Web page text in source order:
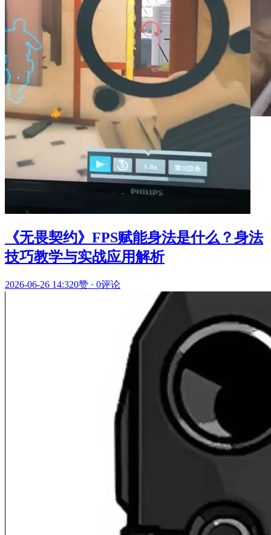
《无畏契约》FPS赋能身法是什么？身法
技巧教学与实战应用解析
2026-06-26 14:320赞 · 0评论